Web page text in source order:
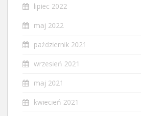
lipiec 2022
maj 2022
październik 2021
wrzesień 2021
maj 2021
kwiecień 2021